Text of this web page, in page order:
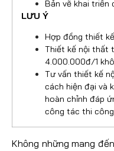
Bản vẽ khai triển
LƯU Ý
Hợp đồng thiết
Thiết kế nội thất
4.000.000đ/1
Tư vấn thiết kế
cách hiện đại và
hoàn chỉnh đáp
công tác thi
Không những mang